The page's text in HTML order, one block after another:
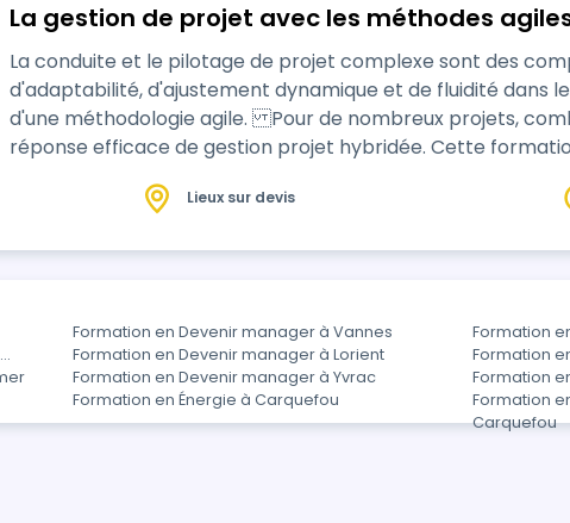
La gestion de projet avec les méthodes
La conduite et le pilotage de projet complexe sont des
d'adaptabilité, d'ajustement dynamique et de fluidité
d'une méthodologie agile. Pour de nombreux projets,
réponse efficace de gestion projet hybridée. Cette
Lieux sur devis
Formation en Devenir manager à Vannes Formation
Formation en Devenir manager à Lorient Formation
Formation en Devenir manager à Yvrac Formation
Formation en Énergie à Carquefou
Formation
Carquefou